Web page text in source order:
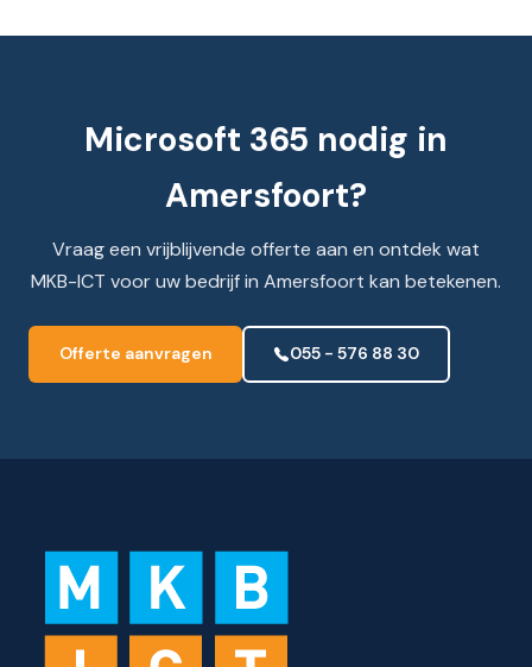
Microsoft 365 nodig in
Amersfoort?
Vraag een vrijblijvende offerte aan en ontdek wat
MKB-ICT voor uw bedrijf in Amersfoort kan betekenen.
Offerte aanvragen 055 - 576 88 30